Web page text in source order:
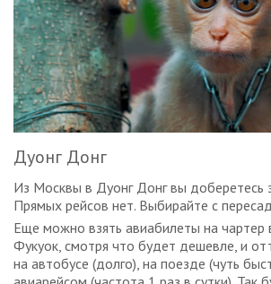
Дуонг Донг
Из Москвы в Дуонг Донг вы доберетесь
Прямых рейсов нет. Выбирайте с
Еще можно взять авиабилеты на чартер
Фукуок, смотря что будет дешевле, и
на автобусе (долго), на поезде (чуть